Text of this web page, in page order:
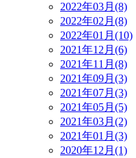
2022年03月(8)
2022年02月(8)
2022年01月(10)
2021年12月(6)
2021年11月(8)
2021年09月(3)
2021年07月(3)
2021年05月(5)
2021年03月(2)
2021年01月(3)
2020年12月(1)